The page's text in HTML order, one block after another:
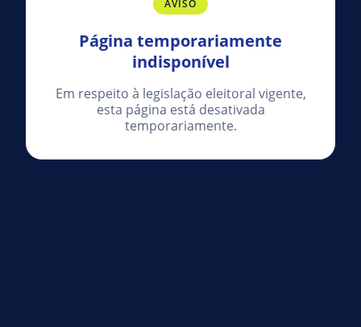
AVISO
Página temporariamente
indisponível
Em respeito à legislação eleitoral vigente,
esta página está desativada
temporariamente.